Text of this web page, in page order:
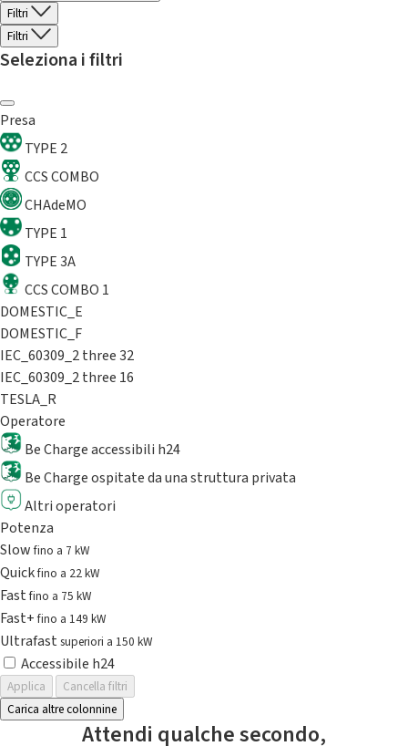
Filtri
Filtri
Seleziona i filtri
Presa
TYPE 2
CCS COMBO
CHAdeMO
TYPE 1
TYPE 3A
CCS COMBO 1
DOMESTIC_E
DOMESTIC_F
IEC_60309_2 three 32
IEC_60309_2 three 16
TESLA_R
Operatore
Be Charge accessibili h24
Be Charge ospitate da una struttura privata
Altri operatori
Potenza
Slowfino a 7 kW
Quickfino a 22 kW
Fastfino a 75 kW
Fast+fino a 149 kW
Ultrafast superiori a 150 kW
Accessibile h24
Applica
Cancella filtri
Carica altre colonnine
Attendi qualche secondo,